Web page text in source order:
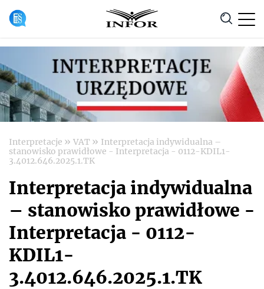
Anuluj
Interpretacje » VAT » Interpretacja indywidualna –
stanowisko prawidłowe - Interpretacja - 0112-KDIL1-
3.4012.646.2025.1.TK
Interpretacja indywidualna
– stanowisko prawidłowe -
Interpretacja - 0112-
KDIL1-
3.4012.646.2025.1.TK